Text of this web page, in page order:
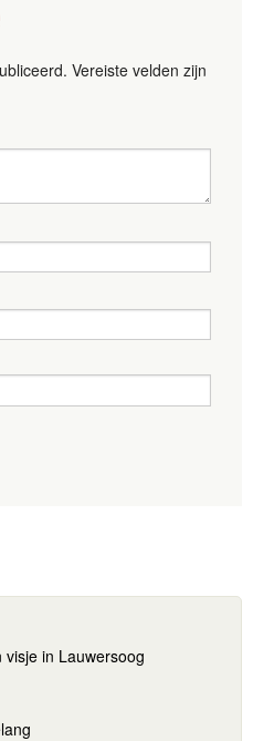
Vereiste velden zijn
in Lauwersoog